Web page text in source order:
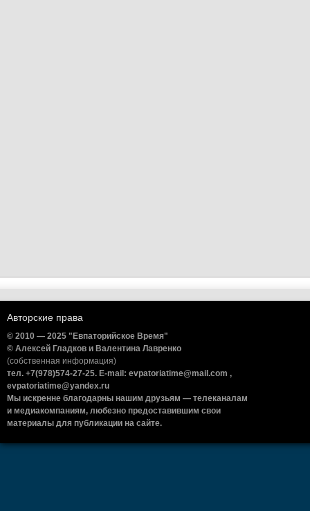
Авторские права
© 2010 — 2025 "Евпаторийское Время"
© Алексей Гладков и Валентина Лавренко
(собственная информация)
тел. +7(978)574-27-25. E-mail: evpatoriatime@mail.com ,
evpatoriatime@yandex.ru
Мы искренне благодарны нашим друзьям — телеканалам
и медиакомпаниям, любезно предоставившим свои
материалы для публикации на сайте.